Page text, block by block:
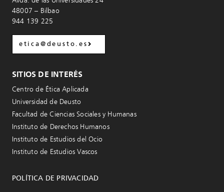
48007 – Bilbao
944 139 225
etica@deusto.es
SITIOS DE INTERÉS
Centro de Ética Aplicada
Universidad de Deusto
Facultad de Ciencias Sociales y Humanas
Instituto de Derechos Humanos
Instituto de Estudios del Ocio
Instituto de Estudios Vascos
POLÍTICA DE PRIVACIDAD